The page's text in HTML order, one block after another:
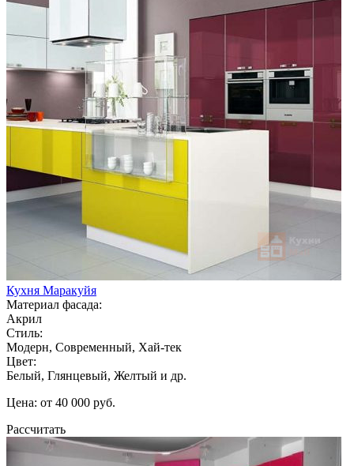
Кухня Маракуйя
Материал фасада:
Акрил
Стиль:
Модерн, Современный, Хай-тек
Цвет:
Белый, Глянцевый, Желтый и др.
Цена: от 40 000 руб.
Рассчитать